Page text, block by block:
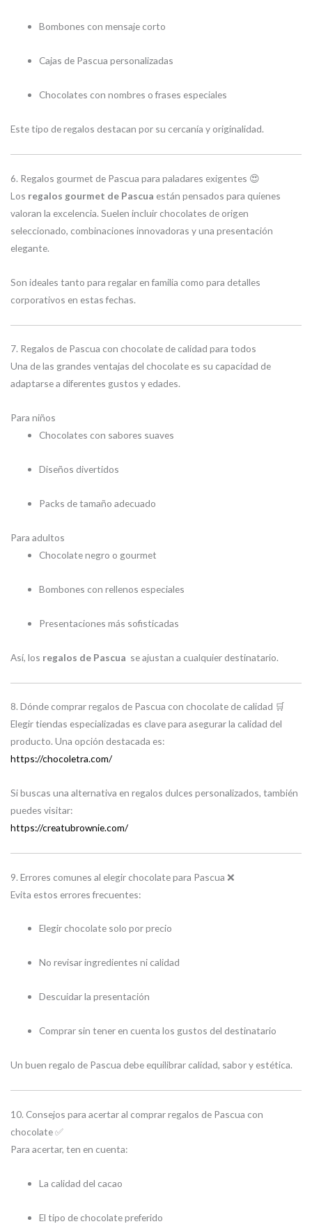
Bombones con mensaje corto
Cajas de Pascua personalizadas
Chocolates con nombres o frases especiales
Este tipo de regalos destacan por su cercanía y originalidad.
6. Regalos gourmet de Pascua para paladares exigentes 😍
Los regalos gourmet de Pascua están pensados para quienes
valoran la excelencia. Suelen incluir chocolates de origen
seleccionado, combinaciones innovadoras y una presentación
elegante.
Son ideales tanto para regalar en familia como para detalles
corporativos en estas fechas.
7. Regalos de Pascua con chocolate de calidad para todos
Una de las grandes ventajas del chocolate es su capacidad de
adaptarse a diferentes gustos y edades.
Para niños
Chocolates con sabores suaves
Diseños divertidos
Packs de tamaño adecuado
Para adultos
Chocolate negro o gourmet
Bombones con rellenos especiales
Presentaciones más sofisticadas
Así, los regalos de Pascua se ajustan a cualquier destinatario.
8. Dónde comprar regalos de Pascua con chocolate de calidad 🛒
Elegir tiendas especializadas es clave para asegurar la calidad del
producto. Una opción destacada es:
https://chocoletra.com/
Si buscas una alternativa en regalos dulces personalizados, también
puedes visitar:
https://creatubrownie.com/
9. Errores comunes al elegir chocolate para Pascua ❌
Evita estos errores frecuentes:
Elegir chocolate solo por precio
No revisar ingredientes ni calidad
Descuidar la presentación
Comprar sin tener en cuenta los gustos del destinatario
Un buen regalo de Pascua debe equilibrar calidad, sabor y estética.
10. Consejos para acertar al comprar regalos de Pascua con
chocolate ✅
Para acertar, ten en cuenta:
La calidad del cacao
El tipo de chocolate preferido